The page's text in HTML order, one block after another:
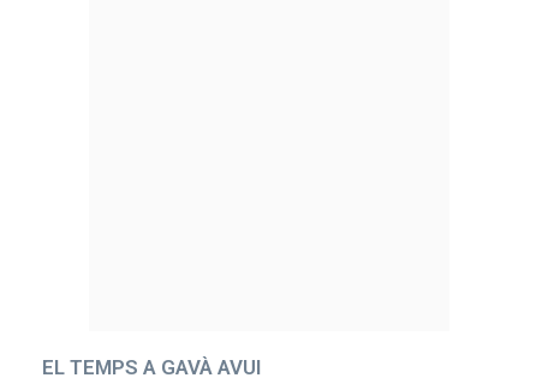
EL TEMPS A GAVÀ AVUI